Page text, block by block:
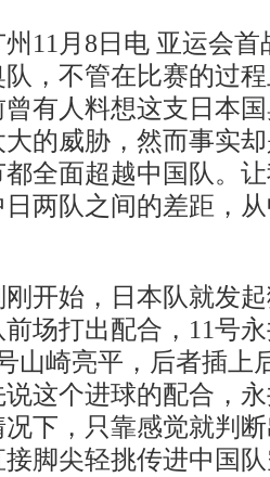
月8日电 亚运会首
，不管在比赛的过
有人料想这支日本
的威胁，然而事实
全面超越中国队。
两队之间的差距，
始，日本队就发起
前场打出配合，11号
山崎亮平，后者插上
说这个进球的配合，
下，只靠感觉就判
脚尖轻挑传进中国